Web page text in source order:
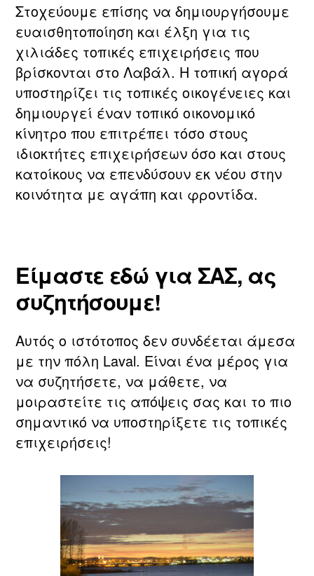
Στοχεύουμε επίσης να δημιουργήσουμε
ευαισθητοποίηση και έλξη για τις
χιλιάδες τοπικές επιχειρήσεις που
βρίσκονται στο Λαβάλ. Η τοπική αγορά
υποστηρίζει τις τοπικές οικογένειες και
δημιουργεί έναν τοπικό οικονομικό
κίνητρο που επιτρέπει τόσο στους
ιδιοκτήτες επιχειρήσεων όσο και στους
κατοίκους να επενδύσουν εκ νέου στην
κοινότητα με αγάπη και φροντίδα.
Είμαστε εδώ για ΣΑΣ, ας
συζητήσουμε!
Αυτός ο ιστότοπος δεν συνδέεται άμεσα
με την πόλη Laval. Είναι ένα μέρος για
να συζητήσετε, να μάθετε, να
μοιραστείτε τις απόψεις σας και το πιο
σημαντικό να υποστηρίξετε τις τοπικές
επιχειρήσεις!